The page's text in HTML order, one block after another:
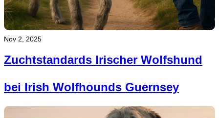
Nov 2, 2025
Zuchtstandards Irischer Wolfshund
bei Irish Wolfhounds Guernsey